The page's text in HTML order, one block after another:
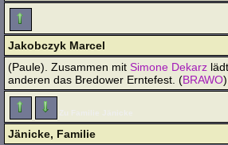
Jakobczyk Marcel
(Paule). Zusammen mit Simone Dekarz
anderen das Bredower Erntefest. (BRAWO).
Jänicke, Familie